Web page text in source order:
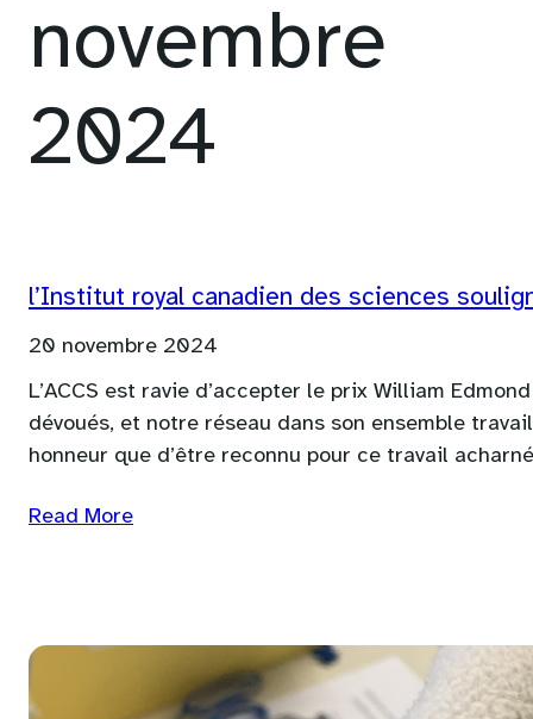
novembre
2024
l’Institut royal canadien des sciences
20 novembre 2024
L’ACCS est ravie d’accepter le prix William
dévoués, et notre réseau dans son ensemble
honneur que d’être reconnu pour ce travail
Read More